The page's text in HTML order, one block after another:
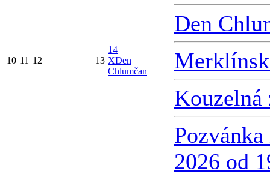
10 11 12 13
14
XDen
Chlumčan
Den
Kouzelná
2026 od